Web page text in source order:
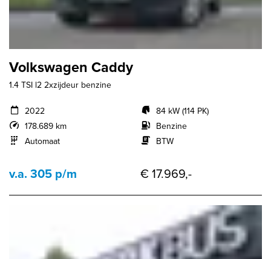
Volkswagen Caddy
1.4 TSI l2 2xzijdeur benzine
2022
178.689 km
Automaat
84 kW (114 PK)
Benzine
BTW
v.a. 305 p/m € 17.969,-